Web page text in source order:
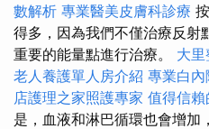
數解析 專業醫美皮膚科診療
得多，因為我們不僅治療反射
重要的能量點進行治療。 大
老人養護單人房介紹 專業白
店護理之家照護專家 值得信賴
是，血液和淋巴循環也會增加